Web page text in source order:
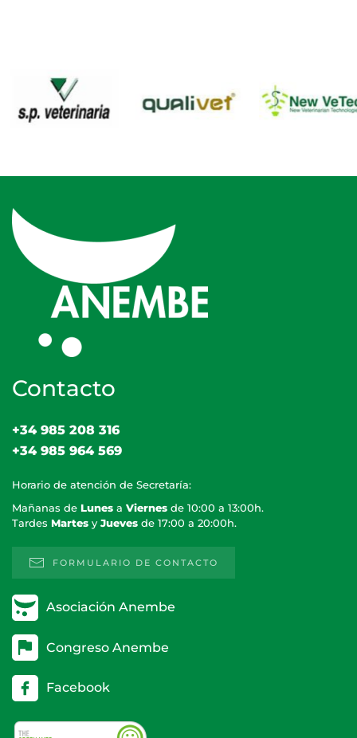
Contacto
+34 985 208 316
+34 985 964 569
Horario de atención de Secretaría:
Mañanas de Lunes a Viernes de 10:00 a 13:00h.
Tardes Martes y Jueves de 17:00 a 20:00h.
FORMULARIO DE CONTACTO
Asociación Anembe
Congreso Anembe
Facebook